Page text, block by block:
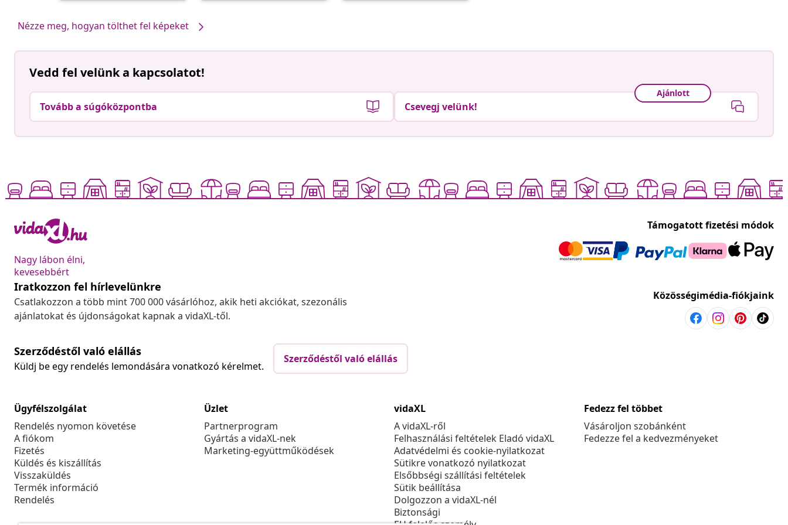
Nézze meg, hogyan tölthet fel képeket
Vedd fel velünk a kapcsolatot!
Tovább a súgóközpontba
Ajánlott
Csevegj velünk!
Nagy lábon élni,
kevesebbért
Támogatott fizetési módok
Iratkozzon fel hírlevelünkre
Csatlakozzon a több mint 700 000 vásárlóhoz, akik heti akciókat, szezonális
ajánlatokat és újdonságokat kapnak a vidaXL-től.
Közösségimédia-fiókjaink
Szerződéstől való elállás
Küldj be egy rendelés lemondására vonatkozó kérelmet.
Szerződéstől való elállás
Ügyfélszolgálat
Rendelés nyomon követése
A fiókom
Fizetés
Küldés és kiszállítás
Visszaküldés
Termék információ
Rendelés
Üzlet
Partnerprogram
Gyártás a vidaXL-nek
Marketing-együttműködések
vidaXL
A vidaXL-ről
Felhasználási feltételek Eladó vidaXL
Adatvédelmi és cookie-nyilatkozat
Sütikre vonatkozó nyilatkozat
Elsőbbségi szállítási feltételek
Sütik beállítása
Dolgozzon a vidaXL-nél
Biztonsági
Fedezz fel többet
Vásároljon szobánként
Fedezze fel a kedvezményeket